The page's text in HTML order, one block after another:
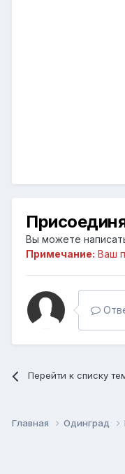
Вы можете
Примечание: Ваш
Перейти к списку
Главная Одинград